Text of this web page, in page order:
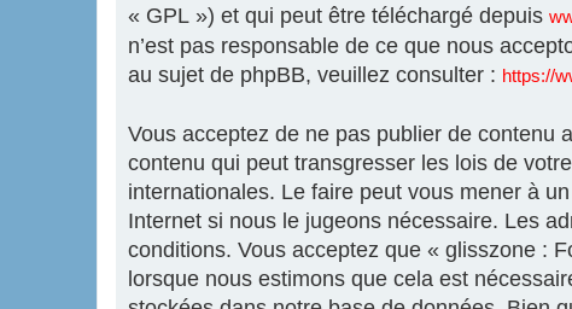
« GPL ») et qui peut être téléchargé depuis
n’est pas responsable de ce que nous
au sujet de phpBB, veuillez consulter : https://
Vous acceptez de ne pas publier de contenu
contenu qui peut transgresser les lois de
internationales. Le faire peut vous mener à
Internet si nous le jugeons nécessaire. Les
conditions. Vous acceptez que « glisszone :
lorsque nous estimons que cela est